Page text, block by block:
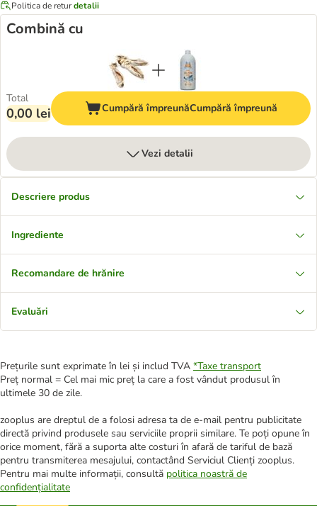
Politica de returdetalii
Combină cu
Total
0,00 lei Cumpără împreunăCumpără împreună
Vezi detalii
Descriere produs
Ingrediente
Recomandare de hrănire
Evaluări
Prețurile sunt exprimate în lei și includ TVA *Taxe transport
Preț normal = Cel mai mic preț la care a fost vândut produsul în
ultimele 30 de zile.
zooplus are dreptul de a folosi adresa ta de e-mail pentru publicitate
directă privind produsele sau serviciile proprii similare. Te poți opune în
orice moment, fără a suporta alte costuri în afară de tariful de bază
pentru transmiterea mesajului, contactând Serviciul Clienți zooplus.
Pentru mai multe informații, consultă politica noastră de
confidențialitate